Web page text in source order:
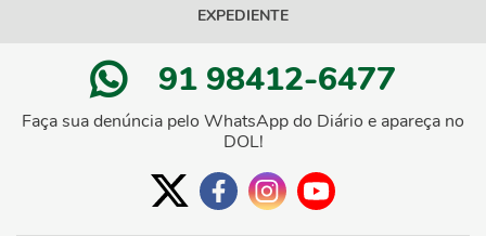
EXPEDIENTE
91 98412-6477
Faça sua denúncia pelo WhatsApp do Diário e apareça no
DOL!